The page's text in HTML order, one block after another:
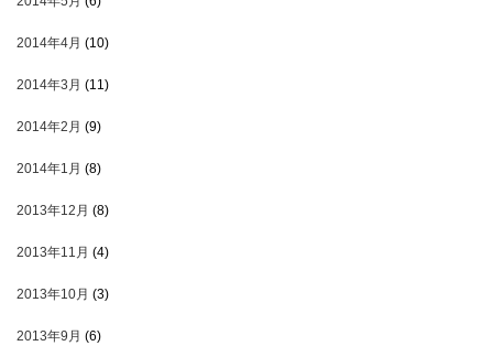
2014年4月 (10)
2014年3月 (11)
2014年2月 (9)
2014年1月 (8)
2013年12月 (8)
2013年11月 (4)
2013年10月 (3)
2013年9月 (6)